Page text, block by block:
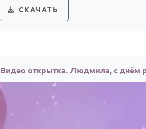
СКАЧАТЬ
Видео открытка. Людмила, с днём